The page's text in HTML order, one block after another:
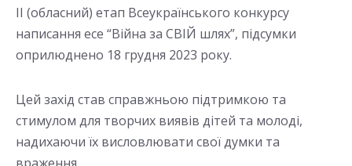
ІІ (обласний) етап Всеукраїнського конкурсу
написання есе “Війна за СВІЙ шлях”, підсумки
оприлюднено 18 грудня 2023 року.
Цей захід став справжньою підтримкою та
стимулом для творчих виявів дітей та молоді,
надихаючи їх висловлювати свої думки та